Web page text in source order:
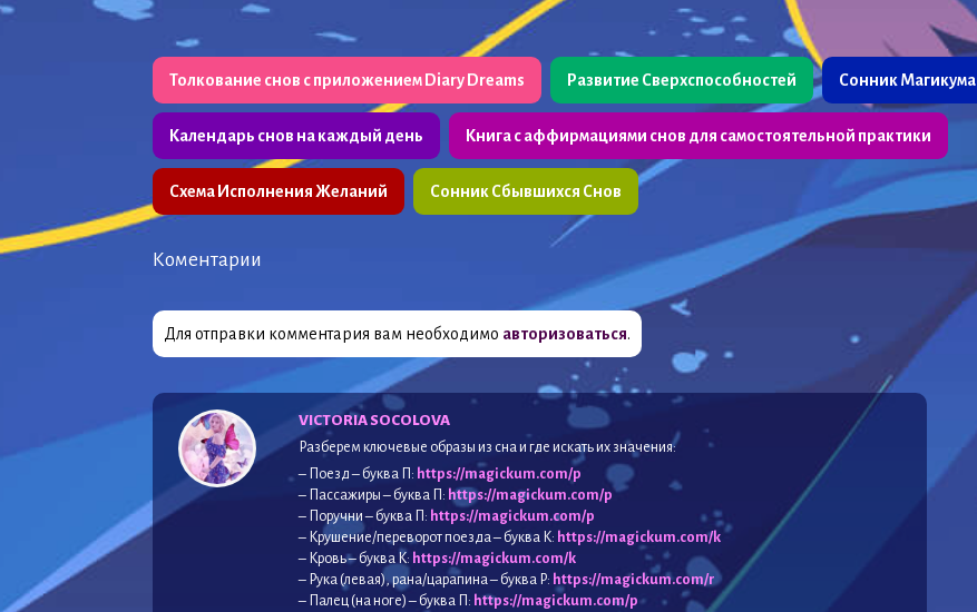
Толкование снов с приложением Diary Dreams Развитие Сверхспособностей Сонник Магикума
Календарь снов на каждый день Книга с аффирмациями снов для самостоятельной практики
Схема Исполнения Желаний Сонник Сбывшихся Снов
Коментарии
Для отправки комментария вам необходимо авторизоваться.
VICTORIA SOCOLOVA
Разберем ключевые образы из сна и где искать их значения:
– Поезд – буква П: https://magickum.com/p
– Пассажиры – буква П: https://magickum.com/p
– Поручни – буква П: https://magickum.com/p
– Крушение/переворот поезда – буква К: https://magickum.com/k
– Кровь – буква К: https://magickum.com/k
– Рука (левая), рана/царапина – буква Р: https://magickum.com/r
– Палец (на ноге) – буква П: https://magickum.com/p